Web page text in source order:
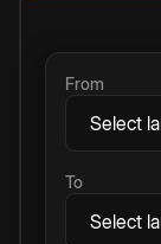
From
To